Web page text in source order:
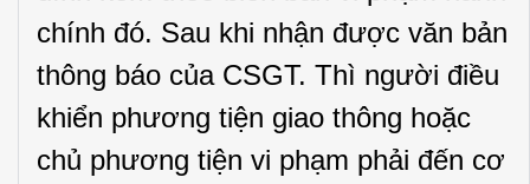
chính đó. Sau khi nhận được văn bản
thông báo của CSGT. Thì người điều
khiển phương tiện giao thông hoặc
chủ phương tiện vi phạm phải đến cơ